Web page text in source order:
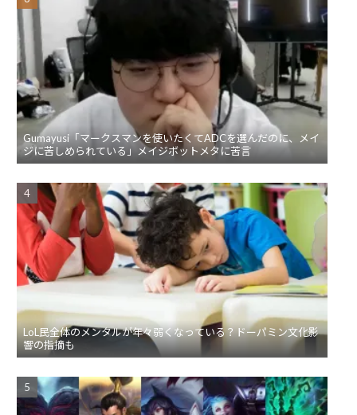
Gumayusi「マークスマンを使いたくてADCを選んだのに、メイ
ジに苦しめられている」メイジボットメタに苦言
LoL民全体のメンタルが年々弱くなっている？ドーパミン文化影
響の指摘も